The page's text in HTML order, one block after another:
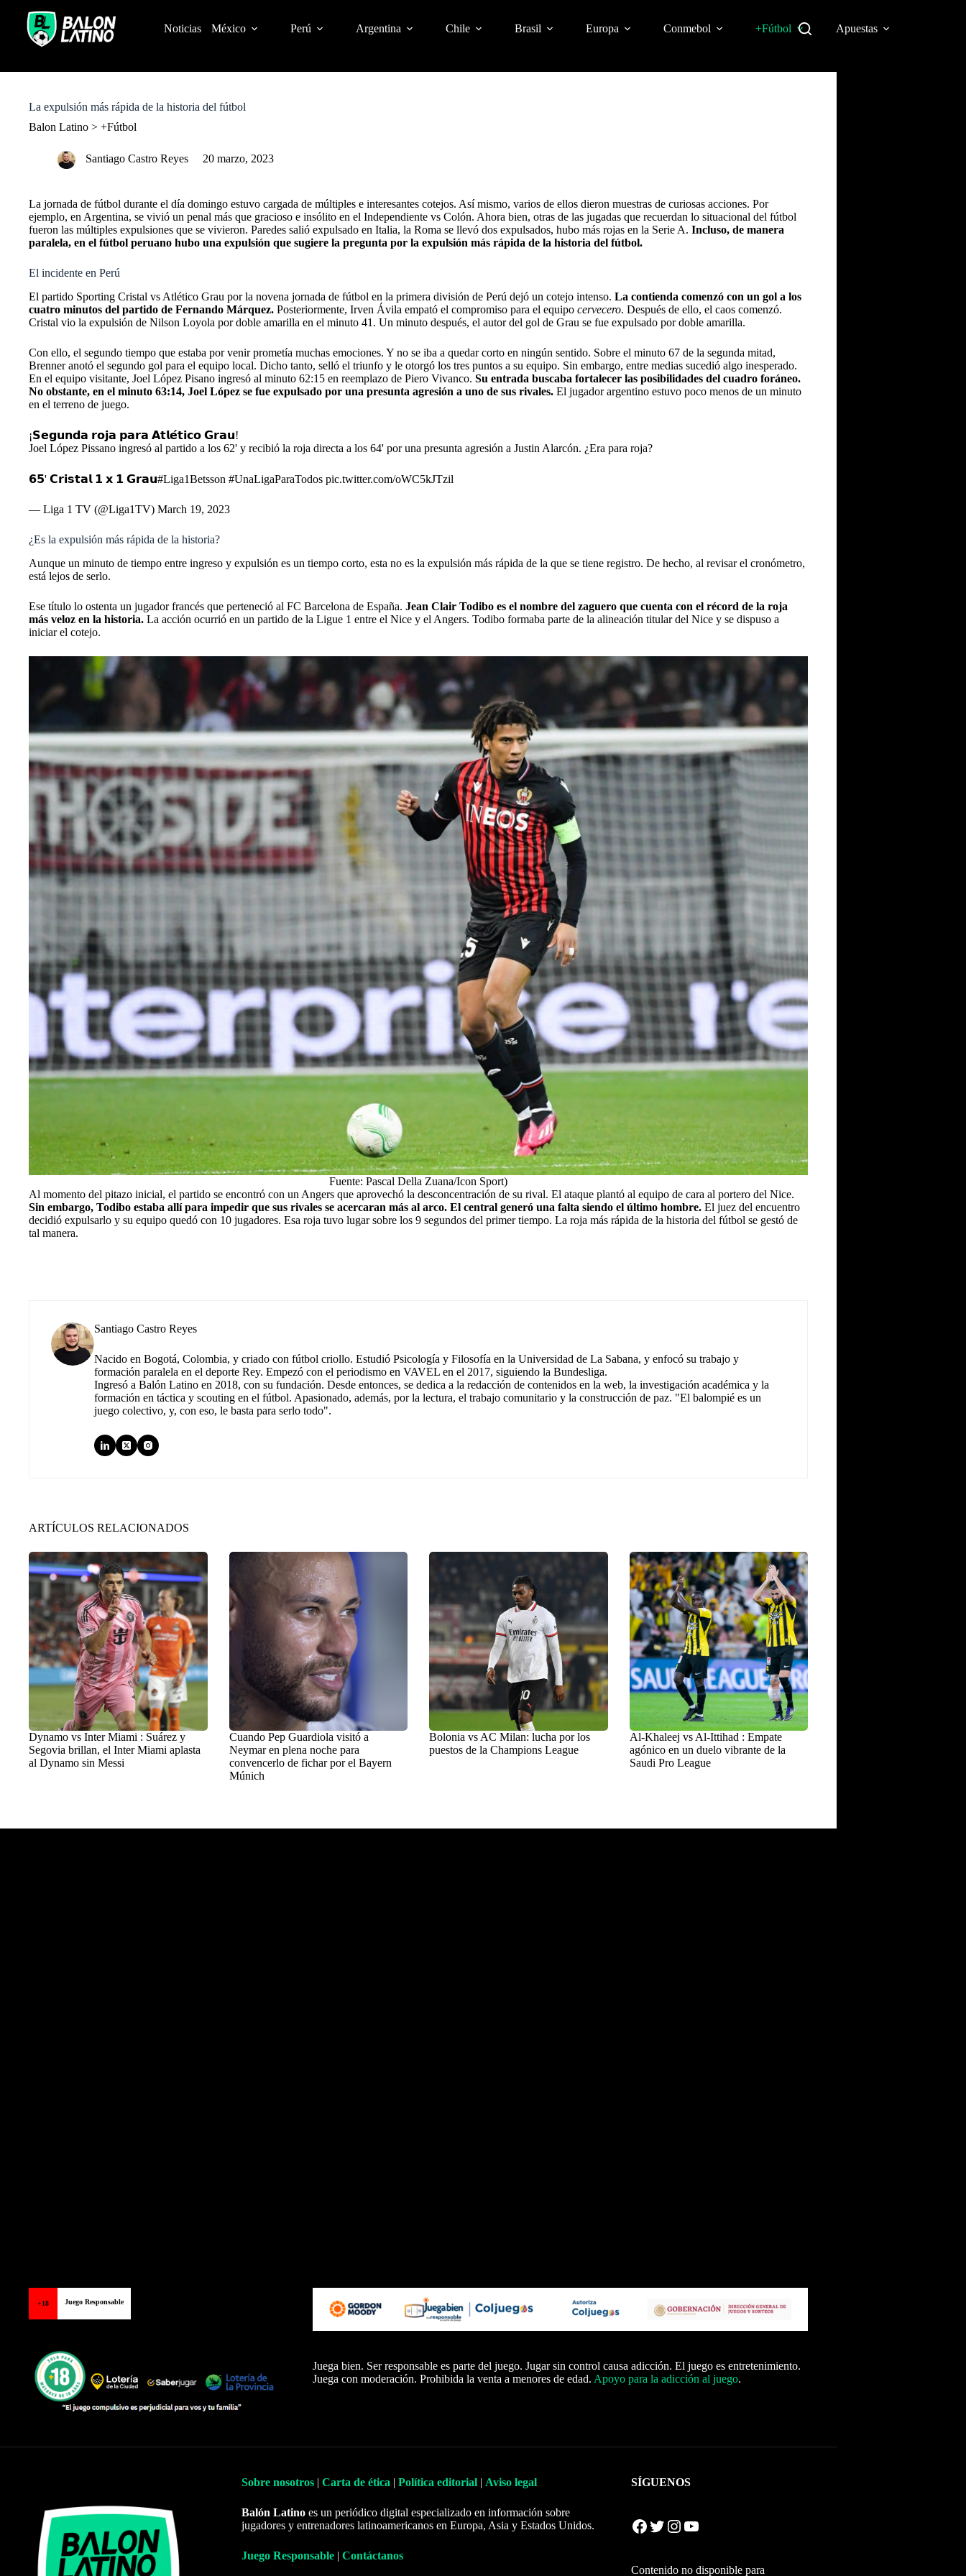
o
Noticias México Perú Argentina Chile Brasil Europa Conmebol +Fútbol Apuestas
La expulsión más rápida de la historia del fútbol
Balon Latino > +Fútbol
Santiago Castro Reyes 20 marzo, 2023
La jornada de fútbol durante el día domingo estuvo cargada de múltiples e interesantes cotejos. Así mismo, varios de ellos dieron muestras de curiosas acciones. Por
ejemplo, en Argentina, se vivió un penal más que gracioso e insólito en el Independiente vs Colón. Ahora bien, otras de las jugadas que recuerdan lo situacional del fútbol
fueron las múltiples expulsiones que se vivieron. Paredes salió expulsado en Italia, la Roma se llevó dos expulsados, hubo más rojas en la Serie A. Incluso, de manera
paralela, en el fútbol peruano hubo una expulsión que sugiere la pregunta por la expulsión más rápida de la historia del fútbol.
El incidente en Perú
El partido Sporting Cristal vs Atlético Grau por la novena jornada de fútbol en la primera división de Perú dejó un cotejo intenso. La contienda comenzó con un gol a los
cuatro minutos del partido de Fernando Márquez. Posteriormente, Irven Ávila empató el compromiso para el equipo cervecero. Después de ello, el caos comenzó.
Cristal vio la expulsión de Nilson Loyola por doble amarilla en el minuto 41. Un minuto después, el autor del gol de Grau se fue expulsado por doble amarilla.
Con ello, el segundo tiempo que estaba por venir prometía muchas emociones. Y no se iba a quedar corto en ningún sentido. Sobre el minuto 67 de la segunda mitad,
Brenner anotó el segundo gol para el equipo local. Dicho tanto, selló el triunfo y le otorgó los tres puntos a su equipo. Sin embargo, entre medias sucedió algo inesperado.
En el equipo visitante, Joel López Pisano ingresó al minuto 62:15 en reemplazo de Piero Vivanco. Su entrada buscaba fortalecer las posibilidades del cuadro foráneo.
No obstante, en el minuto 63:14, Joel López se fue expulsado por una presunta agresión a uno de sus rivales. El jugador argentino estuvo poco menos de un minuto
en el terreno de juego.
¡𝗦𝗲𝗴𝘂𝗻𝗱𝗮 𝗿𝗼𝗷𝗮 𝗽𝗮𝗿𝗮 𝗔𝘁𝗹𝗲́𝘁𝗶𝗰𝗼 𝗚𝗿𝗮𝘂!
Joel López Pissano ingresó al partido a los 62' y recibió la roja directa a los 64' por una presunta agresión a Justin Alarcón. ¿Era para roja?
𝟲𝟱' 𝗖𝗿𝗶𝘀𝘁𝗮𝗹 𝟭 𝘅 𝟭 𝗚𝗿𝗮𝘂#Liga1Betsson #UnaLigaParaTodos pic.twitter.com/oWC5kJTzil
— Liga 1 TV (@Liga1TV) March 19, 2023
¿Es la expulsión más rápida de la historia?
Aunque un minuto de tiempo entre ingreso y expulsión es un tiempo corto, esta no es la expulsión más rápida de la que se tiene registro. De hecho, al revisar el cronómetro,
está lejos de serlo.
Ese título lo ostenta un jugador francés que perteneció al FC Barcelona de España. Jean Clair Todibo es el nombre del zaguero que cuenta con el récord de la roja
más veloz en la historia. La acción ocurrió en un partido de la Ligue 1 entre el Nice y el Angers. Todibo formaba parte de la alineación titular del Nice y se dispuso a
iniciar el cotejo.
Fuente: Pascal Della Zuana/Icon Sport)
Al momento del pitazo inicial, el partido se encontró con un Angers que aprovechó la desconcentración de su rival. El ataque plantó al equipo de cara al portero del Nice.
Sin embargo, Todibo estaba allí para impedir que sus rivales se acercaran más al arco. El central generó una falta siendo el último hombre. El juez del encuentro
decidió expulsarlo y su equipo quedó con 10 jugadores. Esa roja tuvo lugar sobre los 9 segundos del primer tiempo. La roja más rápida de la historia del fútbol se gestó de
tal manera.
Santiago Castro Reyes
Nacido en Bogotá, Colombia, y criado con fútbol criollo. Estudió Psicología y Filosofía en la Universidad de La Sabana, y enfocó su trabajo y
formación paralela en el deporte Rey. Empezó con el periodismo en VAVEL en el 2017, siguiendo la Bundesliga.
Ingresó a Balón Latino en 2018, con su fundación. Desde entonces, se dedica a la redacción de contenidos en la web, la investigación académica y la
formación en táctica y scouting en el fútbol. Apasionado, además, por la lectura, el trabajo comunitario y la construcción de paz. "El balompié es un
juego colectivo, y, con eso, le basta para serlo todo".
ARTÍCULOS RELACIONADOS
Dynamo vs Inter Miami : Suárez y
Segovia brillan, el Inter Miami aplasta
al Dynamo sin Messi
Cuando Pep Guardiola visitó a
Neymar en plena noche para
convencerlo de fichar por el Bayern
Múnich
Bolonia vs AC Milan: lucha por los
puestos de la Champions League
Al-Khaleej vs Al-Ittihad : Empate
agónico en un duelo vibrante de la
Saudi Pro League
+18 Juego Responsable
Juega bien. Ser responsable es parte del juego. Jugar sin control causa adicción. El juego es entretenimiento.
Juega con moderación. Prohibida la venta a menores de edad. Apoyo para la adicción al juego.
Sobre nosotros | Carta de ética | Política editorial | Aviso legal
Balón Latino es un periódico digital especializado en información sobre
jugadores y entrenadores latinoamericanos en Europa, Asia y Estados Unidos.
Juego Responsable | Contáctanos
SÍGUENOS
Facebook Twitter Instagram YouTube
Contenido no disponible para